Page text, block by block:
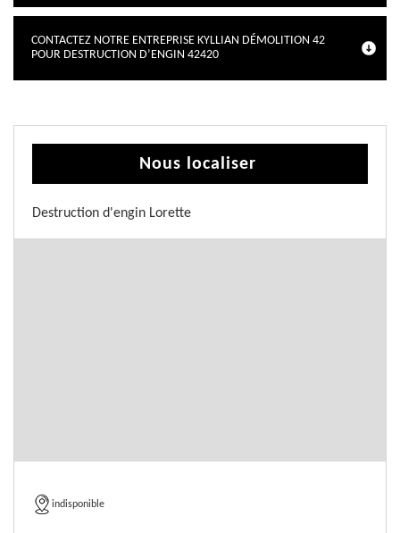
CONTACTEZ NOTRE ENTREPRISE KYLLIAN DÉMOLITION 42
POUR DESTRUCTION D’ENGIN 42420
Nous localiser
Destruction d'engin Lorette
indisponible